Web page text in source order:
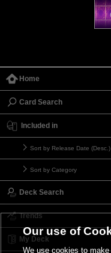
Home
Card Search
Included in
Sort by Release Date (Desc.)
Sort by Category
Deck Search
Trends
My Deck
Our use of
We use cookies to